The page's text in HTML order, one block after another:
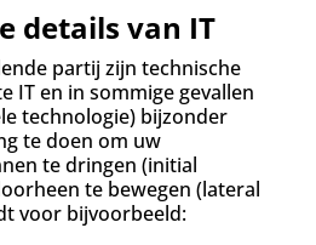
details van IT
partij zijn technische
IT en in sommige gevallen
technologie) bijzonder
te doen om uw
te dringen (initial
te bewegen (lateral
voor bijvoorbeeld: